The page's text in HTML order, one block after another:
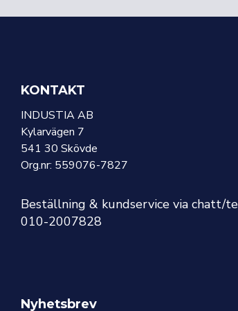
KONTAKT
INDUSTIA AB
Kylarvägen 7
541 30 Skövde
Org.nr: 559076-7827
Beställning & kundservice via chatt/
010-2007828
Nyhetsbrev